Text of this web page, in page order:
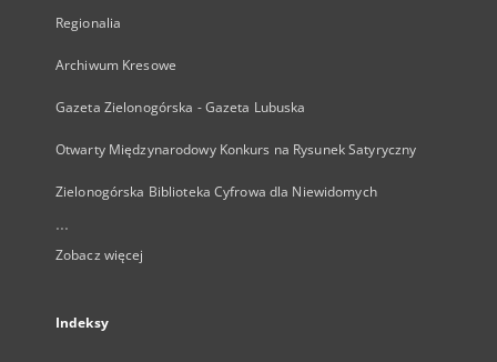
Regionalia
Archiwum Kresowe
Gazeta Zielonogórska - Gazeta Lubuska
Otwarty Międzynarodowy Konkurs na Rysunek Satyryczny
Zielonogórska Biblioteka Cyfrowa dla Niewidomych
...
Zobacz więcej
Indeksy